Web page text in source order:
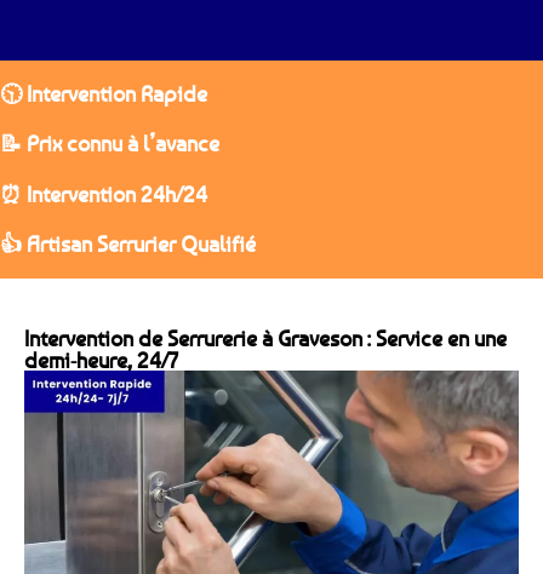
🕥 Intervention Rapide
📝 Prix connu à l’avance
⏰ Intervention 24h/24
👍 Artisan Serrurier Qualifié
Intervention de Serrurerie à Graveson : Service en une
demi-heure, 24/7